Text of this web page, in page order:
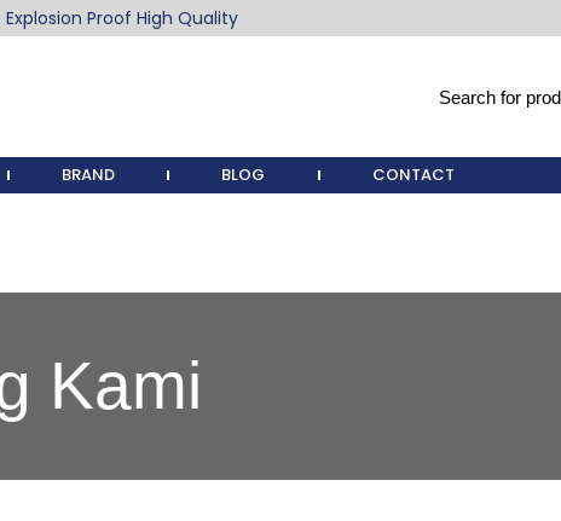
Proof High Quality
BRAND BLOG CONTACT
Kami